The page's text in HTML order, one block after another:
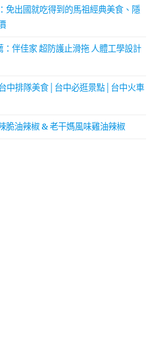
免出國就吃得到的馬祖經典美食、隱
伴佳家 超防護止滑拖 人體工學設計
排隊美食│台中必逛景點│台中火車
脆油辣椒 & 老干媽風味雞油辣椒